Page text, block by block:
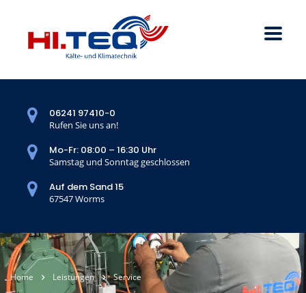
06241 97410-0
Rufen Sie uns an!
Mo-Fr: 08:00 – 16:30 Uhr
Samstag und Sonntag geschlossen
Auf dem Sand 15
67547 Worms
Home Leistungen Service